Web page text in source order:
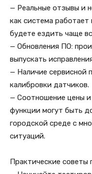
— Реальные отзывы и
как система
будете ездить чаще
— Обновления ПО:
выпускать
— Наличие сервисной
калибровки датчиков.
— Соотношение цены
функции могут быть
городской среде с
ситуаций.
Практические советы